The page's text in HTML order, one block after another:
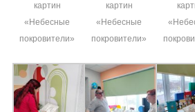
картин
«Небесные
покровители»
картин
«Небесные
покровители»